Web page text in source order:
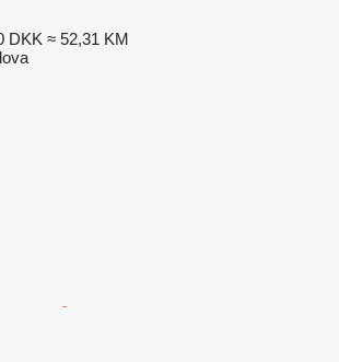
DKK ≈ 52,31 KM